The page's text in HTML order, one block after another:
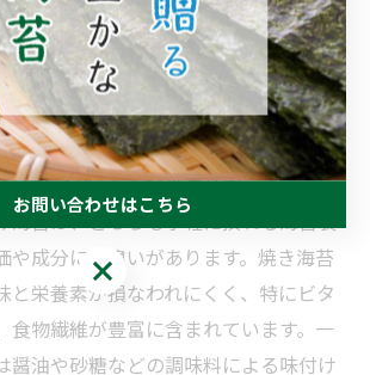
味付けの栄養成分比
海苔のおすすめ栄養比較
海苔は、どちらも手軽に摂れる海苔製
や成分には違いがあります。焼き海苔
と栄養素が損なわれにくく、特にビタ
食物繊維が豊富に含まれています。一
醤油や砂糖などの調味料による味付け
お問い合わせはこちら
お問い合わせはこちら